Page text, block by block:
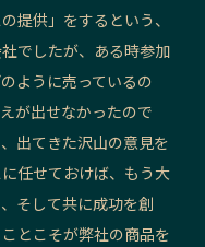
提供」をするという、
でしたが、ある時参加
ように売っているの
が出せなかったので
出てきた沢山の意見を
任せておけば、もう大
そして共に成功を創
とこそが弊社の商品を